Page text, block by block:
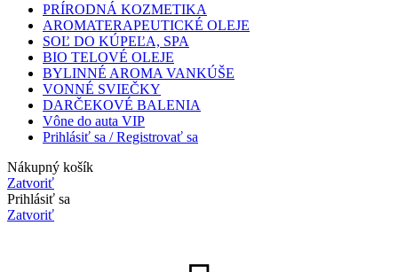
PRÍRODNÁ KOZMETIKA
AROMATERAPEUTICKÉ OLEJE
SOĽ DO KÚPEĽA, SPA
BIO TELOVÉ OLEJE
BYLINNÉ AROMA VANKÚŠE
VONNÉ SVIEČKY
DARČEKOVÉ BALENIA
Vône do auta VIP
Prihlásiť sa / Registrovať sa
Nákupný košík
Zatvoriť
Prihlásiť sa
Zatvoriť